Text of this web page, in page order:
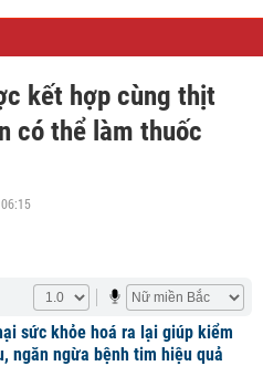
kết hợp cùng thịt
có thể làm thuốc
sức khỏe hoá ra lại giúp kiểm
ngăn ngừa bệnh tim hiệu quả